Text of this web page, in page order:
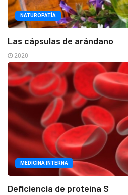
NATUROPATÍA
Las cápsulas de arándano
2020
MEDICINA INTERNA
Deficiencia de proteína S